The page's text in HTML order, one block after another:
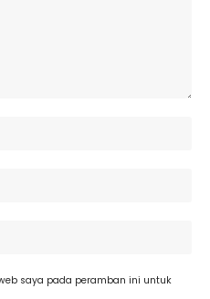
saya pada peramban ini untuk